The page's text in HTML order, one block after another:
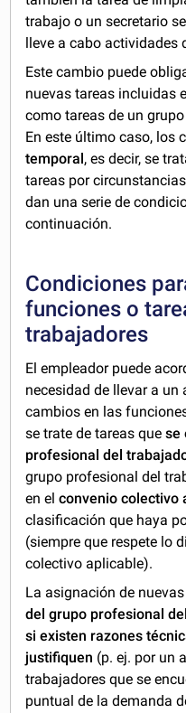
trabajo o un secretario
lleve a cabo actividades
Este cambio puede
nuevas tareas incluidas
como tareas de un
En este último caso, los
temporal , es decir, se
tareas por
dan una serie de
continuación.
Condiciones
funciones o
trabajadores
El empleador puede
necesidad de llevar a
cambios en las
se trate de tareas quese
profesional del
grupo profesional del
en el convenio colectivo
clasificación que haya
(siempre que respete lo
colectivo aplicable).
La asignación de
del grupo profesional
si existen razones
justifiquen (p. ej. por un
trabajadores que se
puntual de la demanda